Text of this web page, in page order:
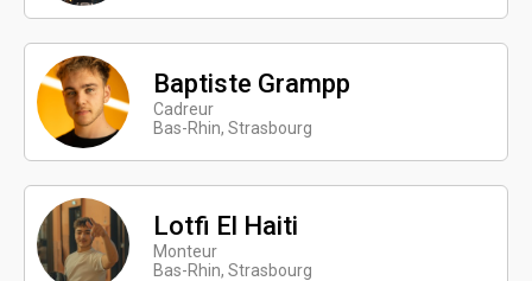
Baptiste Grampp
Cadreur
Bas-Rhin, Strasbourg
Lotfi El Haiti
Monteur
Bas-Rhin, Strasbourg